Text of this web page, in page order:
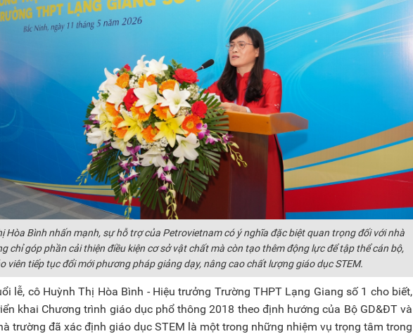
Hòa Bình nhấn mạnh, sự hỗ trợ của Petrovietnam có ý nghĩa đặc biệt quan trọng đối với nhà
chỉ góp phần cải thiện điều kiện cơ sở vật chất mà còn tạo thêm động lực để tập thể cán bộ,
viên tiếp tục đổi mới phương pháp giảng dạy, nâng cao chất lượng giáo dục STEM.
lễ, cô Huỳnh Thị Hòa Bình - Hiệu trưởng Trường THPT Lạng Giang số 1 cho biết,
khai Chương trình giáo dục phổ thông 2018 theo định hướng của Bộ GD&ĐT và
trường đã xác định giáo dục STEM là một trong những nhiệm vụ trọng tâm trong